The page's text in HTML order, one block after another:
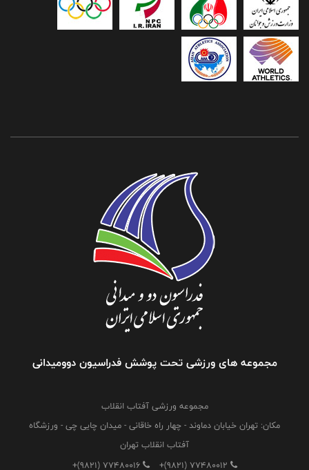
مجموعه های ورزشی تحت پوشش فدراسیون دوومیدانی
مجموعه ورزشی آفتاب انقلاب
مکان: تهران خیابان دماوند - چهار راه خاقانی - میدان چایی چی - ورزشگاه
آفتاب انقلاب تهران
+(9821) 77480012
+(9821) 77480016